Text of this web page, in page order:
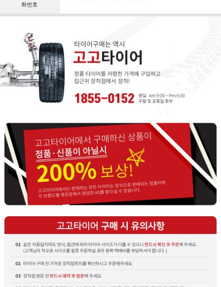
화번호